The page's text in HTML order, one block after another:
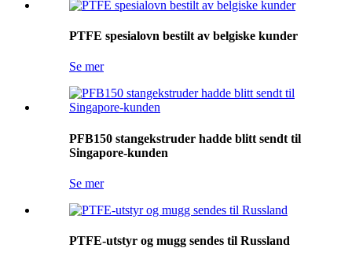
PTFE spesialovn bestilt av belgiske kunder
Se mer
PFB150 stangekstruder hadde blitt sendt til
Singapore-kunden
Se mer
PTFE-utstyr og mugg sendes til Russland